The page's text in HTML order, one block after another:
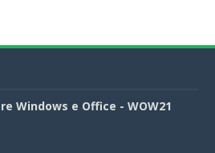
Windows e Office - WOW21